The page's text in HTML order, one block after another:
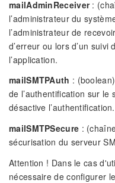
mailAdminReceiver:
l’administrateur du
l’administrateur de
d’erreur ou lors d’un
l’application.
mailSMTPAuth :
de l’authentification sur le
désactive l’authentification.
mailSMTPSecure :
sécurisation du serveur
Attention ! Dans le cas
nécessaire de configurer